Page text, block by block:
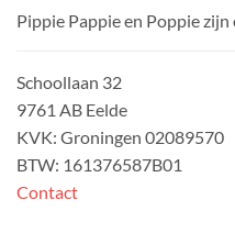
Pippie Pappie en Poppie zijn
Schoollaan 32
9761 AB Eelde
KVK: Groningen 02089570
BTW: 161376587B01
Contact